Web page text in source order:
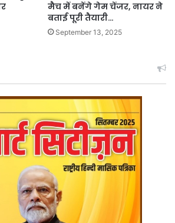
मैच में बनेंगे गेम चेंजर, नायर ने
बताई पूरी तैयारी…
September 13, 2025